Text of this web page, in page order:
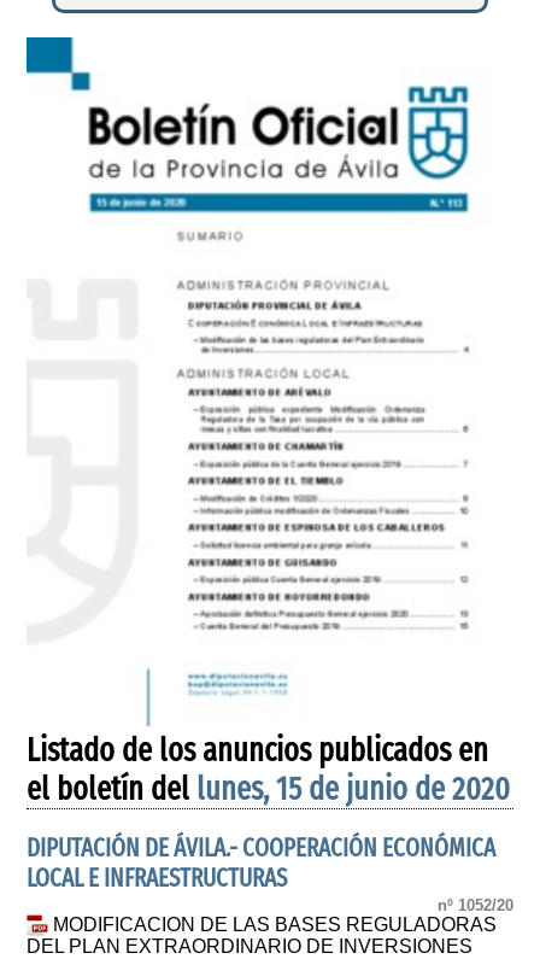
Listado de los anuncios publicados en
el boletín del lunes, 15 de junio de 2020
DIPUTACIÓN DE ÁVILA.- COOPERACIÓN ECONÓMICA
LOCAL E INFRAESTRUCTURAS
nº 1052/20
MODIFICACION DE LAS BASES REGULADORAS
DEL PLAN EXTRAORDINARIO DE INVERSIONES